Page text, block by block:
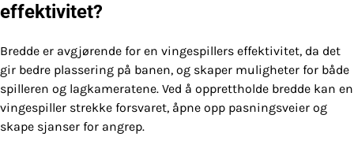
effektivitet?
Bredde er avgjørende for en vingespillers effektivitet, da det
gir bedre plassering på banen, og skaper muligheter for både
spilleren og lagkameratene. Ved å opprettholde bredde kan en
vingespiller strekke forsvaret, åpne opp pasningsveier og
skape sjanser for angrep.